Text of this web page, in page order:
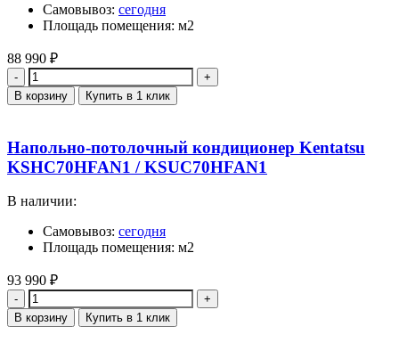
Самовывоз: сегодня
Площадь помещения: м2
88 990 ₽
Количество
В корзину Купить в 1 клик
Напольно-потолочный кондиционер Kentatsu
KSHC70HFAN1 / KSUC70HFAN1
В наличии:
Самовывоз: сегодня
Площадь помещения: м2
93 990 ₽
Количество
В корзину Купить в 1 клик